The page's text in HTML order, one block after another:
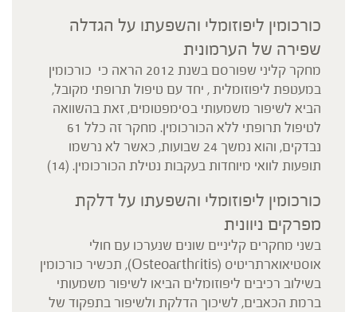
כורכומין ליפוזומלי והשפעתו על הגדלה
שפירה של הערמונית
מחקר קליני שפורסם בשנת 2012 הראה כי כורכומין
במעטפת ליפוזומלית , יחד עם טיפול תרופתי מקובל,
הביא לשיפור משמעותי בסימפטומים, זאת בהשוואה
לטיפול תרופתי ללא הכורכומין. מחקר זה כלל 61
נבדקים, והוא נמשך 24 שבועות, כאשר לא נרשמו
תופעות לוואי מיוחדות בעקבות נטילת הכורכומין. (14)
כורכומין ליפוזומלי והשפעתו על דלקת
מפרקים ניוונית
בשני מחקרים קליניים שונים שנערכו עם חולי
אוסטיאוארתריטיס (Osteoarthritis), תכשיר כורכומין
בשילוב רכיבים ליפוזומלים הביאו לשיפור משמעותי
ברמת הכאבים, לשיכוך הדלקת ולשיפור בתפקוד של